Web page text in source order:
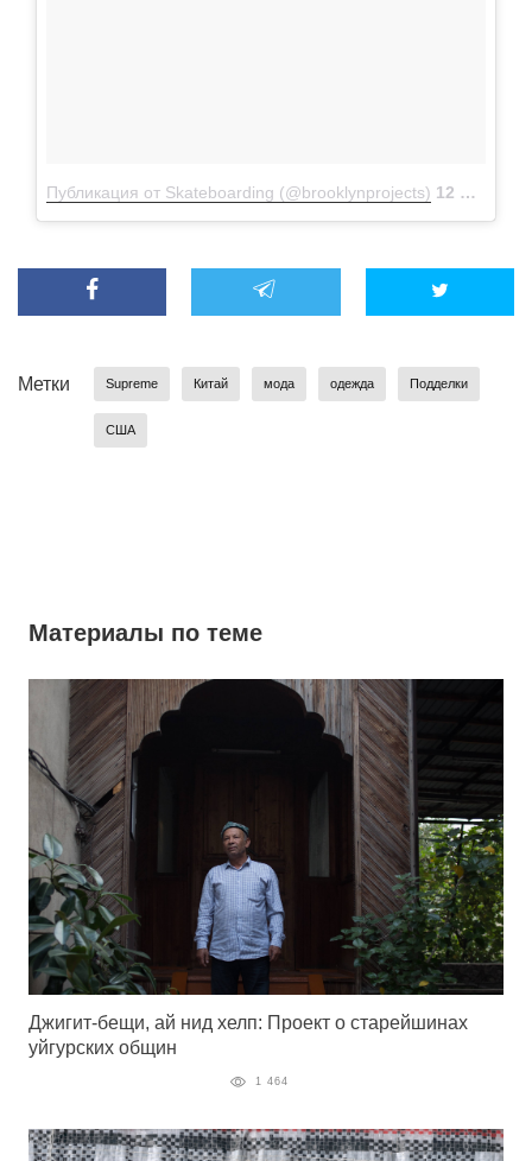
Публикация от Skateboarding (@brooklynprojects) 12 Июн 2018 в 4:09 PDT
Метки Supreme Китай мода одежда Подделки
США
Материалы по теме
Джигит-бещи, ай нид хелп: Проект о старейшинах
уйгурских общин
1 464